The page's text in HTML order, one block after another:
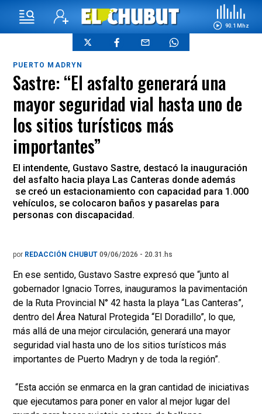
90.1 Mhz
PUERTO MADRYN
Sastre: “El asfalto generará una
mayor seguridad vial hasta uno de
los sitios turísticos más
importantes”
El intendente, Gustavo Sastre, destacó la inauguración
del asfalto hacia playa Las Canteras donde además
se creó un estacionamiento con capacidad para 1.000
vehículos, se colocaron baños y pasarelas para
personas con discapacidad.
por REDACCIÓN CHUBUT 09/06/2026 - 20.31.hs
En ese sentido, Gustavo Sastre expresó que “junto al
gobernador Ignacio Torres, inauguramos la pavimentación
de la Ruta Provincial N° 42 hasta la playa “Las Canteras”,
dentro del Área Natural Protegida “El Doradillo”, lo que,
más allá de una mejor circulación, generará una mayor
seguridad vial hasta uno de los sitios turísticos más
importantes de Puerto Madryn y de toda la región”.
“Esta acción se enmarca en la gran cantidad de iniciativas
que ejecutamos para poner en valor al mejor lugar del